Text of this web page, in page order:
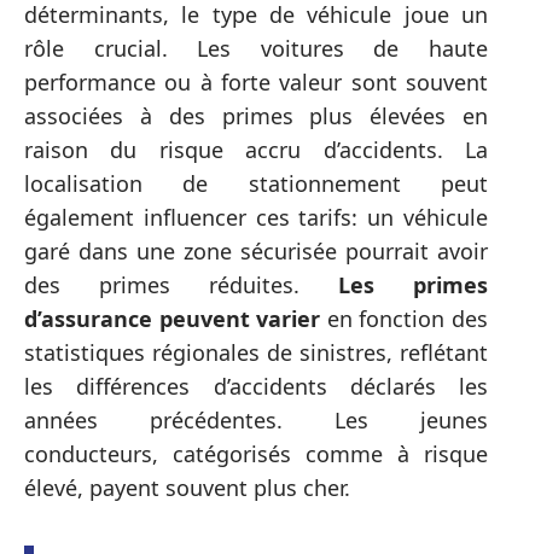
déterminants, le type de véhicule joue un
rôle crucial. Les voitures de haute
performance ou à forte valeur sont souvent
associées à des primes plus élevées en
raison du risque accru d’accidents. La
localisation de stationnement peut
également influencer ces tarifs: un véhicule
garé dans une zone sécurisée pourrait avoir
des primes réduites. Les primes
d’assurance peuvent varier en fonction des
statistiques régionales de sinistres, reflétant
les différences d’accidents déclarés les
années précédentes. Les jeunes
conducteurs, catégorisés comme à risque
élevé, payent souvent plus cher.